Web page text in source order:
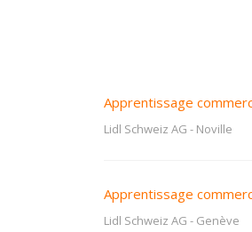
Apprentissage
Lidl Schweiz AG - Noville
Apprentissage
Lidl Schweiz AG - Genève